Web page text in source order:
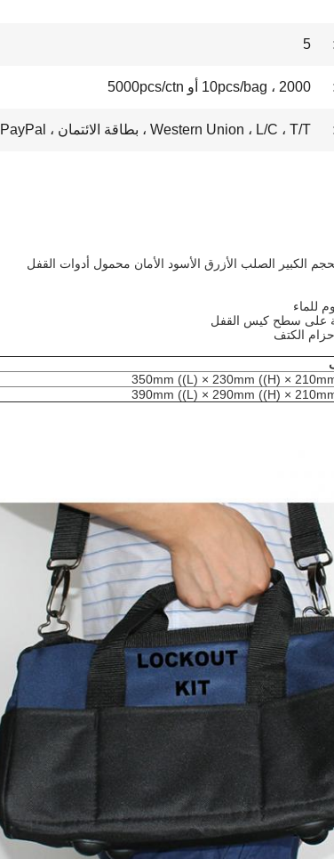
5
10pcs/bag ، 2000 أو 5000pcs/ctn
Western Union ، L/C ، T/T ، بطاقة الائتمان ، PayPal
الكبير الصلب الأزرق الأسود الأمان محمول أدوات القفل
للماء
على سطح كيس القفل
الكتف
350mm ((L) × 230mm ((H) ×
390mm ((L) × 290mm ((H) ×